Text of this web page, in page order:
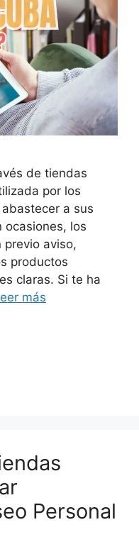
de tiendas
por los
a sus
los
previo aviso,
productos
claras. Si te ha
más
Personal